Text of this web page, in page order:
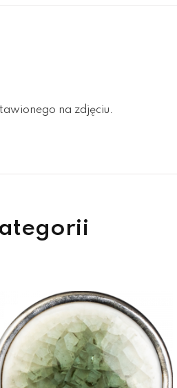
na zdjęciu.